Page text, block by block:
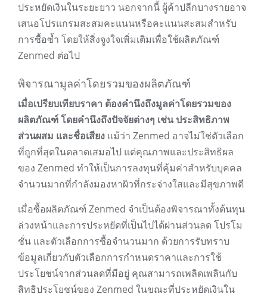
ประหยัดเงินในระยะยาว นอกจากนี้ ผู้ค้าปลีกบางรายอาจ
เสนอโปรแกรมสะสมคะแนนหรือคะแนนสะสมสำหรับ
การซื้อซ้ำ โดยให้สิ่งจูงใจเพิ่มเติมเพื่อใช้ผลิตภัณฑ์
Zenmed ต่อไป
พิจารณามูลค่าโดยรวมของผลิตภัณฑ์
เมื่อเปรียบเทียบราคา ต้องคำนึงถึงมูลค่าโดยรวมของ
ผลิตภัณฑ์ โดยคำนึงถึงปัจจัยต่างๆ เช่น ประสิทธิภาพ
ส่วนผสม และชื่อเสียง แม้ว่า Zenmed อาจไม่ใช่ตัวเลือก
ที่ถูกที่สุดในตลาดเสมอไป แต่คุณภาพและประสิทธิผล
ของ Zenmed ทำให้เป็นการลงทุนที่คุ้มค่าสำหรับบุคคล
จำนวนมากที่กำลังมองหาผิวที่กระจ่างใสและมีสุขภาพดี
เมื่อซื้อผลิตภัณฑ์ Zenmed จำเป็นต้องพิจารณาทั้งต้นทุน
ล่วงหน้าและการประหยัดที่เป็นไปได้ผ่านส่วนลด โปรโม
ชั่น และตัวเลือกการซื้อจำนวนมาก ด้วยการรับทราบ
ข้อมูลเกี่ยวกับตัวเลือกการกำหนดราคาและการใช้
ประโยชน์จากส่วนลดที่มีอยู่ คุณสามารถเพลิดเพลินกับ
สิทธิประโยชน์ของ Zenmed ในขณะที่ประหยัดเงินใน